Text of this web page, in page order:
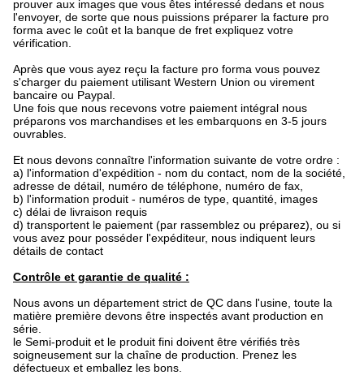
prouver aux images que vous êtes intéressé dedans et nous
l'envoyer, de sorte que nous puissions préparer la facture pro
forma avec le coût et la banque de fret expliquez votre
vérification.
Après que vous ayez reçu la facture pro forma vous pouvez
s'charger du paiement utilisant Western Union ou virement
bancaire ou Paypal.
Une fois que nous recevons votre paiement intégral nous
préparons vos marchandises et les embarquons en 3-5 jours
ouvrables.
Et nous devons connaître l'information suivante de votre ordre :
a) l'information d'expédition - nom du contact, nom de la société,
adresse de détail, numéro de téléphone, numéro de fax,
b) l'information produit - numéros de type, quantité, images
c) délai de livraison requis
d) transportent le paiement (par rassemblez ou préparez), ou si
vous avez pour posséder l'expéditeur, nous indiquent leurs
détails de contact
Contrôle et garantie de qualité :
Nous avons un département strict de QC dans l'usine, toute la
matière première devons être inspectés avant production en
série.
le Semi-produit et le produit fini doivent être vérifiés très
soigneusement sur la chaîne de production. Prenez les
défectueux et emballez les bons.